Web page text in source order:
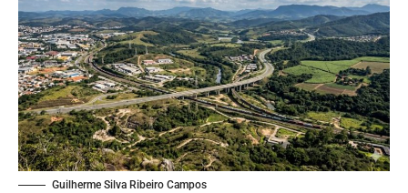
Guilherme Silva Ribeiro Campos